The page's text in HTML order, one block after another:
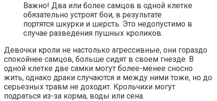
Важно! Два или более самцов в одной клетке
обязательно устроят бои, в результате
портятся шкурки и шерсть. Это недопустимо в
случае разведения пушных кроликов.
Девочки кроли не настолько агрессивные, они гораздо
спокойнее самцов, больше сидят в своем гнезде. В
одной клетке две самки могут более-менее сносно
жить, однако драки случаются и между ними тоже, но до
серьезных травм не доходит. Крольчихи могут
подраться из-за корма, воды или сена.